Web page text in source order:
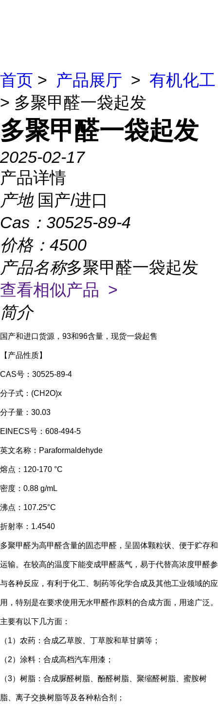
首页 > 产品展厅 > 有机化工
> 多聚甲醛一袋起发
多聚甲醛一袋起发
2025-02-17
产品详情
产地 国产/进口
Cas： 30525-89-4
价格： 4500
产品名称多聚甲醛一袋起发
查看相似产品 >
简介
国产和进口货源，93和96含量，现货一袋起售
【产品性质】
CAS号：30525-89-4
分子式：(CH2O)x
分子量：30.03
EINECS号：608-494-5
英文名称：Paraformaldehyde
熔点：120-170 °C
密度：0.88 g/mL
沸点：107.25°C
折射率：1.4540
多聚甲醛为高甲醛含量的固态甲醛，呈固体颗粒状、便于贮存和
运输。在较高的温度下能变成甲醛蒸气，易于代替高浓度甲醛参
与各种反应，有利于化工、制药等化学合成及其他工业领域的应
用，特别是在要求使用无水甲醛作原料的合成方面，用途广泛。
主要有以下几方面：
（1）农药：合成乙草胺、丁草胺和草甘膦等；
（2）涂料：合成高档汽车用漆；
（3）树脂：合成脲醛树脂、酚醛树脂、聚缩醛树脂、蜜胺树
脂、离子交换树脂等及各种粘合剂；